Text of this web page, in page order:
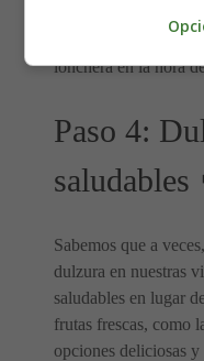
sabores y colores
lonchera en la hora
Paso 4:
saludables
Sabemos que a
dulzura en nuestras
saludables en lugar
frutas frescas, como
opciones deliciosas y